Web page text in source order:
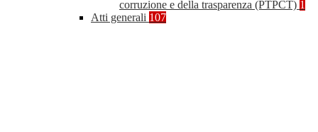
corruzione e della trasparenza (PTPCT) 1
Atti generali 107